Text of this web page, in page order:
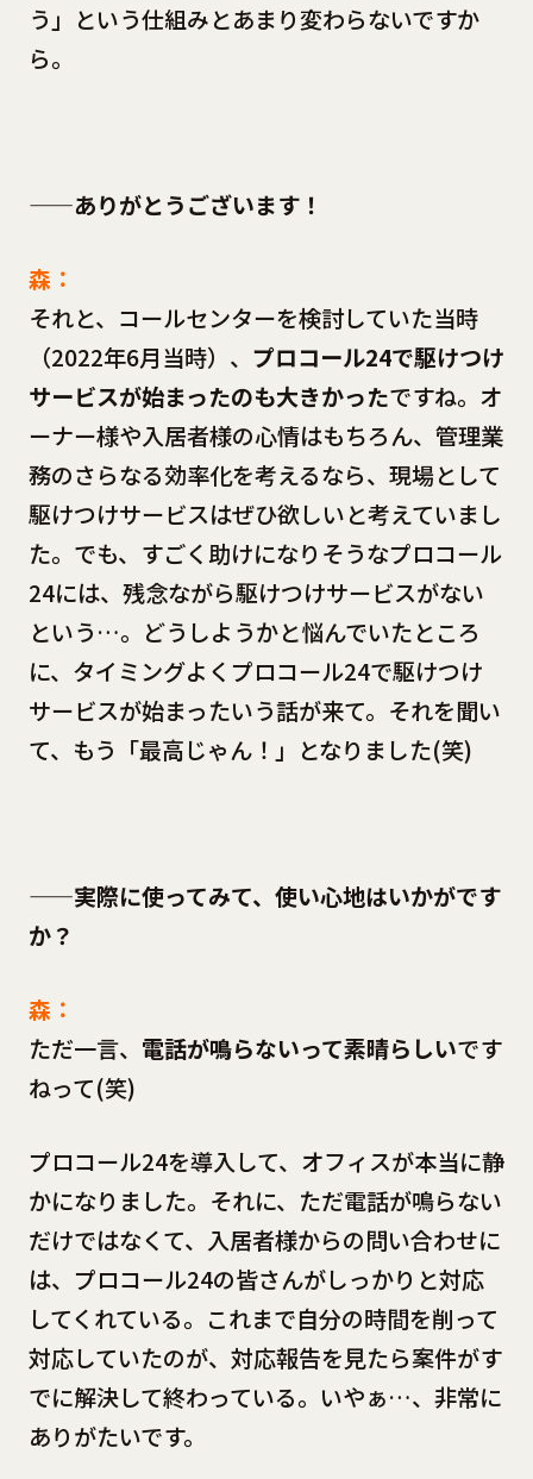
う」という仕組みとあまり変わらないですか
ら。
——ありがとうございます！
森：
それと、コールセンターを検討していた当時
（2022年6月当時）、 プロコール24で駆けつけ
サービスが始まったのも大きかったですね。オ
ーナー様や入居者様の心情はもちろん、管理業
務のさらなる効率化を考えるなら、現場として
駆けつけサービスはぜひ欲しいと考えていまし
た。でも、すごく助けになりそうなプロコール
24には、残念ながら駆けつけサービスがない
という…。どうしようかと悩んでいたところ
に、タイミングよくプロコール24で駆けつけ
サービスが始まったいう話が来て。それを聞い
て、もう「最高じゃん！」となりました(笑)
——実際に使ってみて、使い心地はいかがです
か？
森：
ただ一言、 電話が鳴らないって素晴らしいです
ねって(笑)
プロコール24を導入して、オフィスが本当に静
かになりました。それに、ただ電話が鳴らない
だけではなくて、入居者様からの問い合わせに
は、プロコール24の皆さんがしっかりと対応
してくれている。これまで自分の時間を削って
対応していたのが、対応報告を見たら案件がす
でに解決して終わっている。いやぁ…、非常に
ありがたいです。